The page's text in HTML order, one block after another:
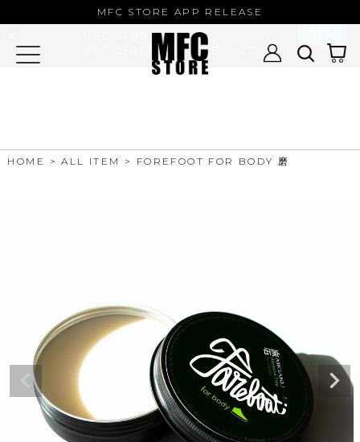
MFC STORE APP RELEASE
HOME ALL ITEM FOREFOOT FOR BODY 磨
MFC STORE
MFC STORE/EXAMPLE 公式アプリ -
Google Play